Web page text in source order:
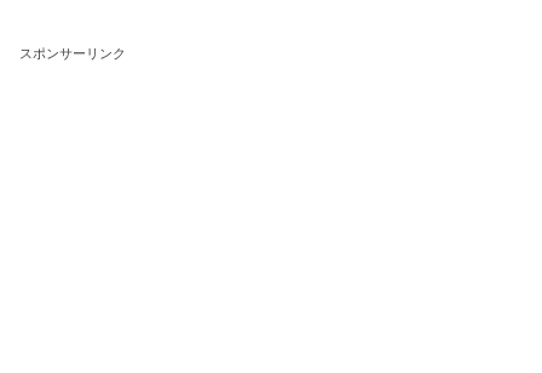
スポンサーリンク